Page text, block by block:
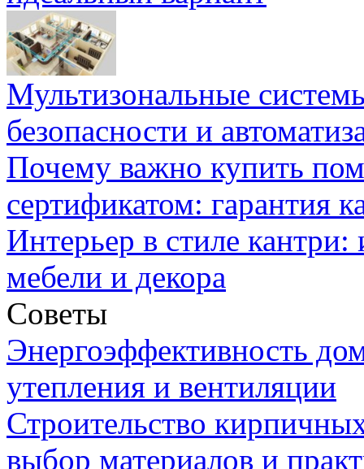
Мультизональные
безопасности и
Почему важно купить
сертификатом: гарантия
Интерьер в стиле
мебели и декора
Советы
Энергоэффективность
утепления и вентиляции
Строительство
выбор материалов и